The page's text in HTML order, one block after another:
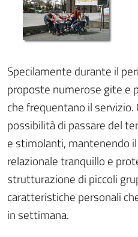
Specilamente durante il
proposte numerose gite e
che frequentano il servizio.
possibilità di passare del
e stimolanti, mantenendo
relazionale tranquillo e
strutturazione di piccoli
caratteristiche personali
in settimana.